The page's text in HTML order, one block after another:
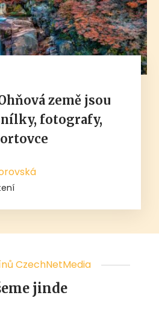
země jsou
fotografy,
CzechNetMedia
jinde